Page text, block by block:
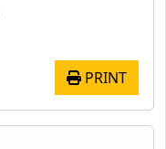
PRINT